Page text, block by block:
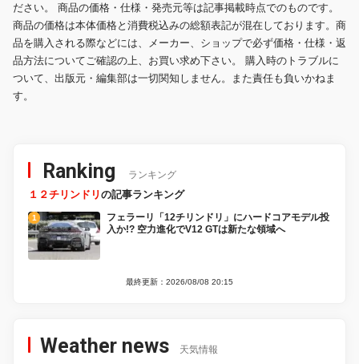
ださい。 商品の価格・仕様・発売元等は記事掲載時点でのものです。
商品の価格は本体価格と消費税込みの総額表記が混在しております。商
品を購入される際などには、メーカー、ショップで必ず価格・仕様・返
品方法についてご確認の上、お買い求め下さい。 購入時のトラブルに
ついて、出版元・編集部は一切関知しません。また責任も負いかねま
す。
Ranking ランキング
１２チリンドリの記事ランキング
フェラーリ「12チリンドリ」にハードコアモデル投
入か!? 空力進化でV12 GTは新たな領域へ
最終更新：2026/08/08 20:15
Weather news 天気情報